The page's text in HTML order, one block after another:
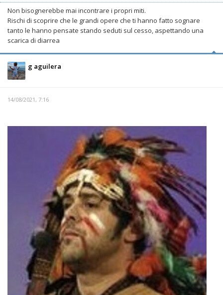
Non bisognerebbe mai incontrare i propri miti.
Rischi di scoprire che le grandi opere che ti hanno fatto sognare
tanto le hanno pensate stando seduti sul cesso, aspettando una
scarica di diarrea
g aguilera
14/08/2021, 7:16